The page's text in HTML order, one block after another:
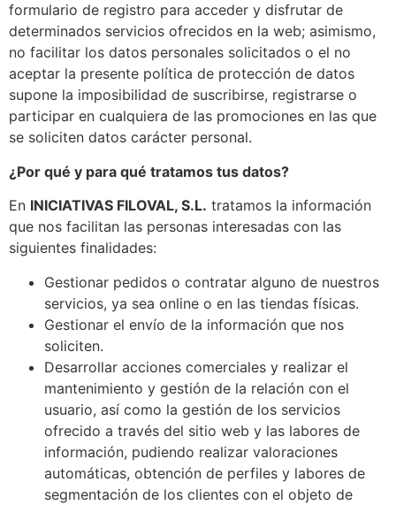
formulario de registro para acceder y disfrutar de
determinados servicios ofrecidos en la web; asimismo,
no facilitar los datos personales solicitados o el no
aceptar la presente política de protección de datos
supone la imposibilidad de suscribirse, registrarse o
participar en cualquiera de las promociones en las que
se soliciten datos carácter personal.
¿Por qué y para qué tratamos tus datos?
En INICIATIVAS FILOVAL, S.L. tratamos la información
que nos facilitan las personas interesadas con las
siguientes finalidades:
Gestionar pedidos o contratar alguno de nuestros
servicios, ya sea online o en las tiendas físicas.
Gestionar el envío de la información que nos
soliciten.
Desarrollar acciones comerciales y realizar el
mantenimiento y gestión de la relación con el
usuario, así como la gestión de los servicios
ofrecido a través del sitio web y las labores de
información, pudiendo realizar valoraciones
automáticas, obtención de perfiles y labores de
segmentación de los clientes con el objeto de